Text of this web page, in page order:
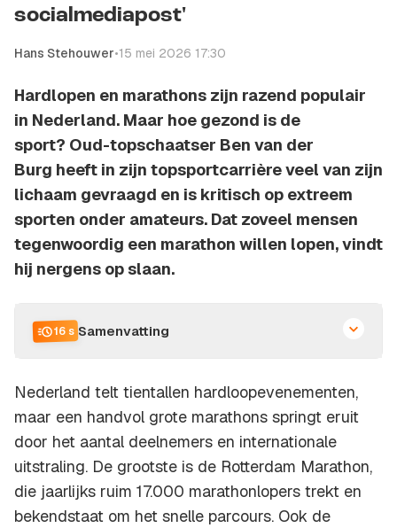
socialmediapost'
Hans Stehouwer•15 mei 2026 17:30
Hardlopen en marathons zijn razend populair
in Nederland. Maar hoe gezond is de
sport? Oud-topschaatser Ben van der
Burg heeft in zijn topsportcarrière veel van zijn
lichaam gevraagd en is kritisch op extreem
sporten onder amateurs. Dat zoveel mensen
tegenwoordig een marathon willen lopen, vindt
hij nergens op slaan.
16 s Samenvatting
Nederland telt tientallen hardloopevenementen,
maar een handvol grote marathons springt eruit
door het aantal deelnemers en internationale
uitstraling. De grootste is de Rotterdam Marathon,
die jaarlijks ruim 17.000 marathonlopers trekt en
bekendstaat om het snelle parcours. Ook de